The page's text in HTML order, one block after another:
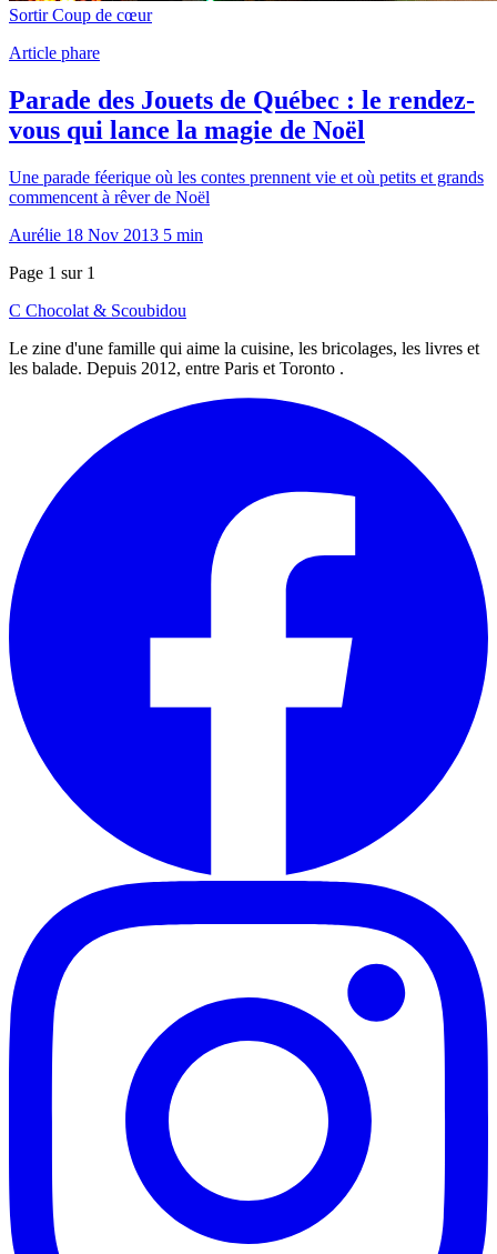
Sortir Coup de cœur
Article phare
Parade des Jouets de Québec : le rendez-
vous qui lance la magie de Noël
Une parade féerique où les contes prennent vie et où petits et grands
commencent à rêver de Noël
Aurélie 18 Nov 2013 5 min
Page 1 sur 1
C Chocolat & Scoubidou
Le zine d'une famille qui aime la cuisine, les bricolages, les livres et
les balade. Depuis 2012, entre Paris et Toronto .